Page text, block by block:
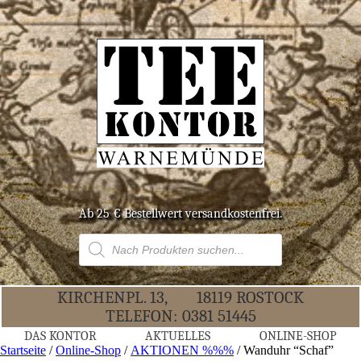
Ab 25 € Bestell­wert versandkostenfrei.
Products
search
KIR­CHEN­PL. 13,
18119 ROS­TOCK
TELE­FON: 0381 51445
DAS KON­TOR AKTU­EL­LES ONLINE-SHOP
Startseite /Online-Shop / AKTIONEN %%% / Wand­uhr “Schaf”